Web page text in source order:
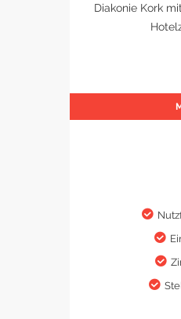
Diakonie Kork